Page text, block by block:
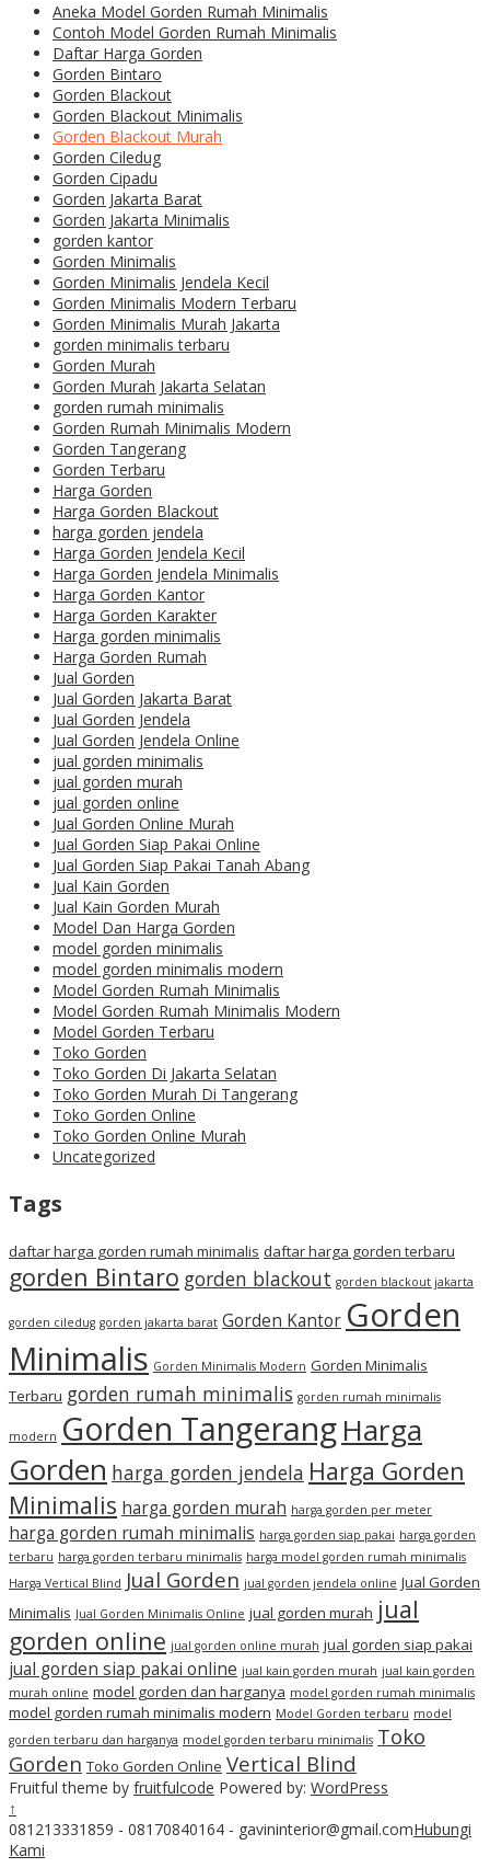
Aneka Model Gorden Rumah Minimalis
Contoh Model Gorden Rumah Minimalis
Daftar Harga Gorden
Gorden Bintaro
Gorden Blackout
Gorden Blackout Minimalis
Gorden Blackout Murah
Gorden Ciledug
Gorden Cipadu
Gorden Jakarta Barat
Gorden Jakarta Minimalis
gorden kantor
Gorden Minimalis
Gorden Minimalis Jendela Kecil
Gorden Minimalis Modern Terbaru
Gorden Minimalis Murah Jakarta
gorden minimalis terbaru
Gorden Murah
Gorden Murah Jakarta Selatan
gorden rumah minimalis
Gorden Rumah Minimalis Modern
Gorden Tangerang
Gorden Terbaru
Harga Gorden
Harga Gorden Blackout
harga gorden jendela
Harga Gorden Jendela Kecil
Harga Gorden Jendela Minimalis
Harga Gorden Kantor
Harga Gorden Karakter
Harga gorden minimalis
Harga Gorden Rumah
Jual Gorden
Jual Gorden Jakarta Barat
Jual Gorden Jendela
Jual Gorden Jendela Online
jual gorden minimalis
jual gorden murah
jual gorden online
Jual Gorden Online Murah
Jual Gorden Siap Pakai Online
Jual Gorden Siap Pakai Tanah Abang
Jual Kain Gorden
Jual Kain Gorden Murah
Model Dan Harga Gorden
model gorden minimalis
model gorden minimalis modern
Model Gorden Rumah Minimalis
Model Gorden Rumah Minimalis Modern
Model Gorden Terbaru
Toko Gorden
Toko Gorden Di Jakarta Selatan
Toko Gorden Murah Di Tangerang
Toko Gorden Online
Toko Gorden Online Murah
Uncategorized
Tags
daftar harga gorden rumah minimalis daftar harga gorden terbaru
gorden Bintaro gorden blackout gorden blackout jakarta
gorden ciledug gorden jakarta barat Gorden Kantor Gorden
Minimalis Gorden Minimalis Modern Gorden Minimalis
Terbaru gorden rumah minimalis gorden rumah minimalis
modern Gorden TangerangHarga
Gorden harga gorden jendela Harga Gorden
Minimalis harga gorden murah harga gorden per meter
harga gorden rumah minimalis harga gorden siap pakai harga gorden
terbaru harga gorden terbaru minimalis harga model gorden rumah minimalis
Harga Vertical Blind Jual Gorden jual gorden jendela online Jual Gorden
Minimalis Jual Gorden Minimalis Online jual gorden murah jual
gorden online jual gorden online murah jual gorden siap pakai
jual gorden siap pakai online jual kain gorden murah jual kain gorden
murah online model gorden dan harganya model gorden rumah minimalis
model gorden rumah minimalis modern Model Gorden terbaru model
gorden terbaru dan harganya model gorden terbaru minimalis Toko
Gorden Toko Gorden Online Vertical Blind
Fruitful theme by fruitfulcode Powered by: WordPress
↑
081213331859 - 08170840164 - gavininterior@gmail.comHubungi
Kami